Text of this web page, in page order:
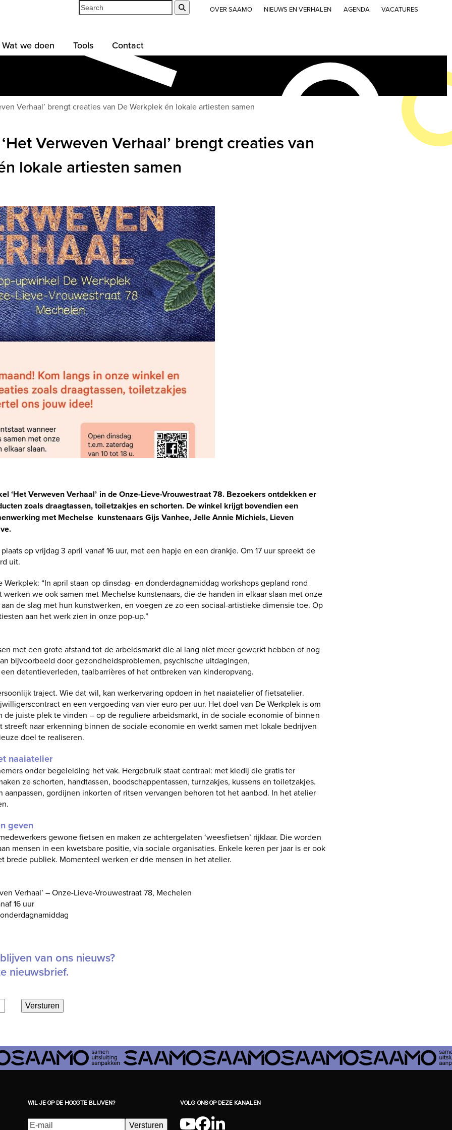
OVER SAAMO NIEUWS EN VERHALEN AGENDA VACATURES
Search
Wat we doen Tools Contact
Verhaal’ brengt creaties van De Werkplek én lokale artiesten samen
Verweven Verhaal’ brengt creaties van
lokale artiesten samen
‘Het Verweven Verhaal’ in de Onze-Lieve-Vrouwestraat 78. Bezoekers ontdekken er
zoals draagtassen, toiletzakjes en schorten. De winkel krijgt bovendien een
met Mechelse kunstenaars Gijs Vanhee, Jelle Annie Michiels, Lieven
op vrijdag 3 april vanaf 16 uur, met een hapje en een drankje. Om 17 uur spreekt de
uit.
“In april staan op dinsdag- en donderdagnamiddag workshops gepland rond
werken we ook samen met Mechelse kunstenaars, die de handen in elkaar slaan met onze
de slag met hun kunstwerken, en voegen ze zo een sociaal-artistieke dimensie toe. Op
aan het werk zien in onze pop-up.”
met een grote afstand tot de arbeidsmarkt die al lang niet meer gewerkt hebben of nog
bijvoorbeeld door gezondheidsproblemen, psychische uitdagingen,
detentieverleden, taalbarrières of het ontbreken van kinderopvang.
traject. Wie dat wil, kan werkervaring opdoen in het naaiatelier of fietsatelier.
en een vergoeding van vier euro per uur. Het doel van De Werkplek is om
juiste plek te vinden – op de reguliere arbeidsmarkt, in de sociale economie of binnen
streeft naar erkenning binnen de sociale economie en werkt samen met lokale bedrijven
doel te realiseren.
naaiatelier
onder begeleiding het vak. Hergebruik staat centraal: met kledij die gratis ter
ze schorten, handtassen, boodschappentassen, turnzakjes, kussens en toiletzakjes.
aanpassen, gordijnen inkorten of ritsen vervangen behoren tot het aanbod. In het atelier
geven
gewone fietsen en maken ze achtergelaten ‘weesfietsen’ rijklaar. Die worden
mensen in een kwetsbare positie, via sociale organisaties. Enkele keren per jaar is er ook
brede publiek. Momenteel werken er drie mensen in het atelier.
Verhaal’ – Onze-Lieve-Vrouwestraat 78, Mechelen
16 uur
van ons nieuws?
nieuwsbrief.
Versturen
WIL JE OP DE HOOGTE BLIJVEN?
E- Versturen
VOLG ONS OP DEZE KANALEN